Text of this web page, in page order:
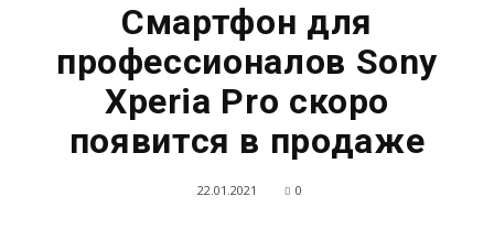
Смартфон для
профессионалов Sony
Xperia Pro скоро
появится в продаже
22.01.2021 0